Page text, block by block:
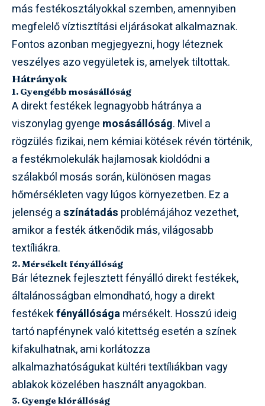
más festékosztályokkal szemben, amennyiben
megfelelő víztisztítási eljárásokat alkalmaznak.
Fontos azonban megjegyezni, hogy léteznek
veszélyes azo vegyületek is, amelyek tiltottak.
Hátrányok
1. Gyengébb mosásállóság
A direkt festékek legnagyobb hátránya a
viszonylag gyenge mosásállóság. Mivel a
rögzülés fizikai, nem kémiai kötések révén történik,
a festékmolekulák hajlamosak kioldódni a
szálakból mosás során, különösen magas
hőmérsékleten vagy lúgos környezetben. Ez a
jelenség aszínátadás problémájához vezethet,
amikor a festék átkenődik más, világosabb
textíliákra.
2. Mérsékelt fényállóság
Bár léteznek fejlesztett fényálló direkt festékek,
általánosságban elmondható, hogy a direkt
festékekfényállóságamérsékelt. Hosszú ideig
tartó napfénynek való kitettség esetén a színek
kifakulhatnak, ami korlátozza
alkalmazhatóságukat kültéri textíliákban vagy
ablakok közelében használt anyagokban.
3. Gyenge klórállóság